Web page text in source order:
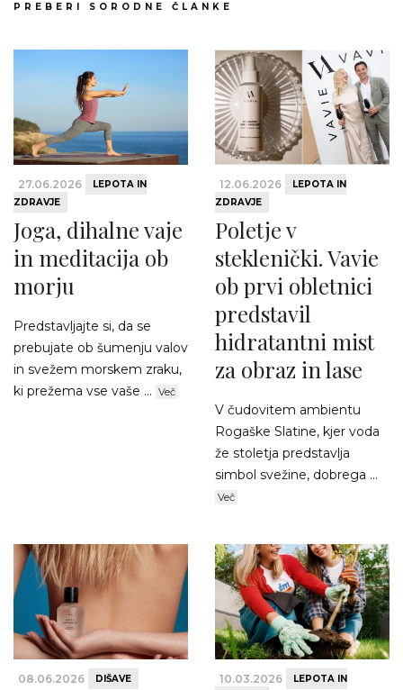
PREBERI SORODNE ČLANKE
27.06.2026
LEPOTA IN
ZDRAVJE
Joga, dihalne vaje
in meditacija ob
morju
Predstavljajte si, da se
prebujate ob šumenju valov
in svežem morskem zraku,
ki prežema vse vaše ... Več
12.06.2026
LEPOTA IN
ZDRAVJE
Poletje v
steklenički. Vavie
ob prvi obletnici
predstavil
hidratantni mist
za obraz in lase
V čudovitem ambientu
Rogaške Slatine, kjer voda
že stoletja predstavlja
simbol svežine, dobrega ...
Več
08.06.2026 DIŠAVE 10.03.2026
LEPOTA IN